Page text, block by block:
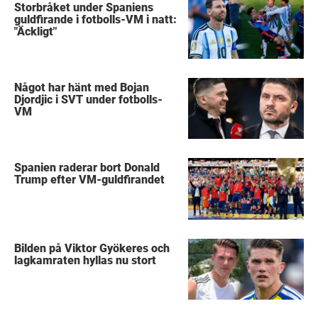
Storbråket under Spaniens
guldfirande i fotbolls-VM i natt:
"Äckligt"
Något har hänt med Bojan
Djordjic i SVT under fotbolls-
VM
Spanien raderar bort Donald
Trump efter VM-guldfirandet
Bilden på Viktor Gyökeres och
lagkamraten hyllas nu stort